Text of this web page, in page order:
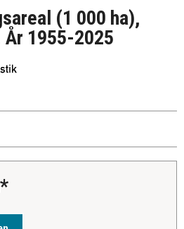
(1 000 ha),
1955-2025